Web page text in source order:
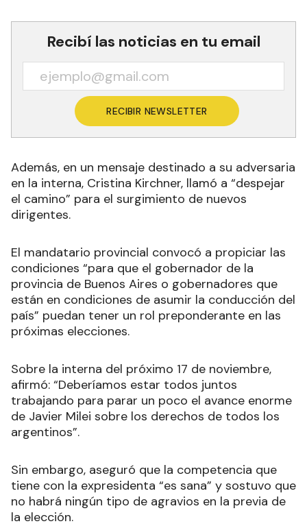
Recibí las noticias en tu email
RECIBIR NEWSLETTER
Además, en un mensaje destinado a su adversaria
en la interna, Cristina Kirchner, llamó a “despejar
el camino” para el surgimiento de nuevos
dirigentes.
El mandatario provincial convocó a propiciar las
condiciones “para que el gobernador de la
provincia de Buenos Aires o gobernadores que
están en condiciones de asumir la conducción del
país” puedan tener un rol preponderante en las
próximas elecciones.
Sobre la interna del próximo 17 de noviembre,
afirmó: “Deberíamos estar todos juntos
trabajando para parar un poco el avance enorme
de Javier Milei sobre los derechos de todos los
argentinos”.
Sin embargo, aseguró que la competencia que
tiene con la expresidenta “es sana” y sostuvo que
no habrá ningún tipo de agravios en la previa de
la elección.